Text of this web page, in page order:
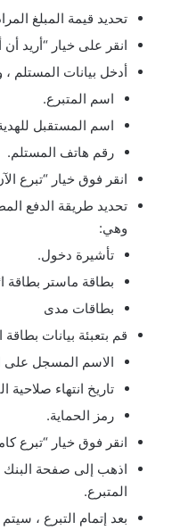
تحديد قيمة المبلغ
انقر على خيار “أريد
أدخل بيانات المستلم
اسم المتبرع.
اسم المستقبل
رقم هاتف المستلم.
انقر فوق خيار “تبرع
تحديد طريقة الدفع
وهي:
تأشيرة دخول.
بطاقة ماستر بطاقة
بطاقات مدى
قم بتعبئة بيانات
الاسم المسجل على
تاريخ انتهاء صلاحية
رمز الحماية.
انقر فوق خيار “تبرع
اذهب إلى صفحة البنك
المتبرع.
بعد إتمام التبرع ،